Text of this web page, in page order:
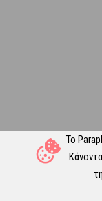
Το